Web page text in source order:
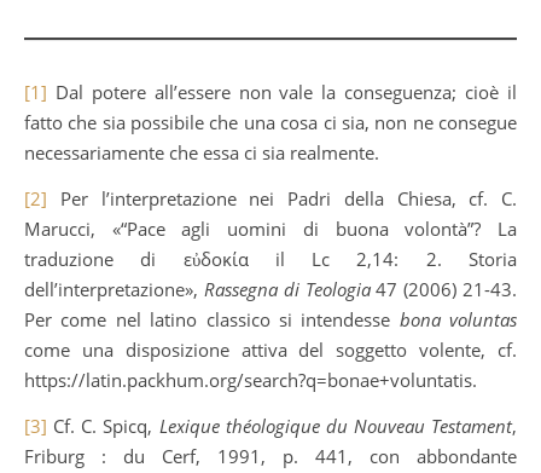
[1] Dal potere all’essere non vale la conseguenza; cioè il
fatto che sia possibile che una cosa ci sia, non ne consegue
necessariamente che essa ci sia realmente.
[2] Per l’interpretazione nei Padri della Chiesa, cf. C.
Marucci, «“Pace agli uomini di buona volontà”? La
traduzione di εὐδοκία il Lc 2,14: 2. Storia
dell’interpretazione», Rassegna di Teologia47 (2006) 21-43.
Per come nel latino classico si intendesse bona voluntas
come una disposizione attiva del soggetto volente, cf.
https://latin.packhum.org/search?q=bonae+voluntatis.
[3] Cf. C. Spicq, Lexique théologique du Nouveau Testament,
Friburg : du Cerf, 1991, p. 441, con abbondante